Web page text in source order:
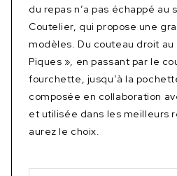
du repas n’a pas échappé au
Coutelier, qui propose une
modèles. Du couteau droit
Piques », en passant par le
fourchette, jusqu’à la
composée en collaboration
et utilisée dans les meilleurs
aurez le choix.